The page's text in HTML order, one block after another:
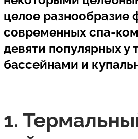
целое разнообразие
современных спа-
девяти популярных
бассейнами и
1.